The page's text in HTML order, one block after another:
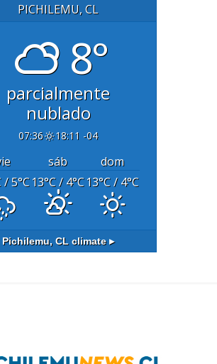
PICHILEMU, CL
8°
parcialmente
nublado
07:36 18:11 -04
sáb
dom
/ 5°C13°C/ 4°C13°C/ 4°C
Pichilemu, CL climate ▸